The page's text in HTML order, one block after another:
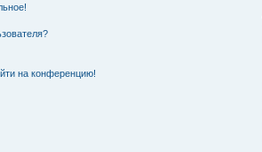
на конференцию!